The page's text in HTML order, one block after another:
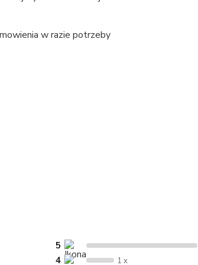
w razie potrzeby
5
4
1 x